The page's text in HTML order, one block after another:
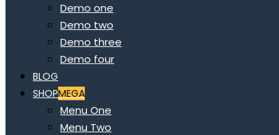
Demo one
Demo two
Demo three
Demo four
BLOG
SHOPMEGA
Menu One
Menu Two